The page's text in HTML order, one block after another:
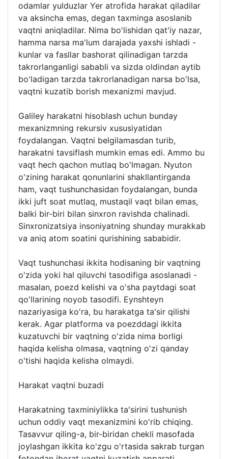
odamlar yulduzlar Yer atrofida harakat qiladilar
va aksincha emas, degan taxminga asoslanib
vaqtni aniqladilar. Nima bo'lishidan qat'iy nazar,
hamma narsa ma'lum darajada yaxshi ishladi -
kunlar va fasllar bashorat qilinadigan tarzda
takrorlanganligi sababli va sizda oldindan aytib
bo'ladigan tarzda takrorlanadigan narsa bo'lsa,
vaqtni kuzatib borish mexanizmi mavjud.
Galiley harakatni hisoblash uchun bunday
mexanizmning rekursiv xususiyatidan
foydalangan. Vaqtni belgilamasdan turib,
harakatni tavsiflash mumkin emas edi. Ammo bu
vaqt hech qachon mutlaq bo'lmagan. Nyuton
o'zining harakat qonunlarini shakllantirganda
ham, vaqt tushunchasidan foydalangan, bunda
ikki juft soat mutlaq, mustaqil vaqt bilan emas,
balki bir-biri bilan sinxron ravishda chalinadi.
Sinxronizatsiya insoniyatning shunday murakkab
va aniq atom soatini qurishining sababidir.
Vaqt tushunchasi ikkita hodisaning bir vaqtning
o'zida yoki hal qiluvchi tasodifiga asoslanadi -
masalan, poezd kelishi va o'sha paytdagi soat
qo'llarining noyob tasodifi. Eynshteyn
nazariyasiga ko'ra, bu harakatga ta'sir qilishi
kerak. Agar platforma va poezddagi ikkita
kuzatuvchi bir vaqtning o'zida nima borligi
haqida kelisha olmasa, vaqtning o'zi qanday
o'tishi haqida kelisha olmaydi.
Harakat vaqtni buzadi
Harakatning taxminiylikka ta'sirini tushunish
uchun oddiy vaqt mexanizmini ko'rib chiqing.
Tasavvur qiling-a, bir-biridan chekli masofada
joylashgan ikkita ko'zgu o'rtasida sakrab turgan